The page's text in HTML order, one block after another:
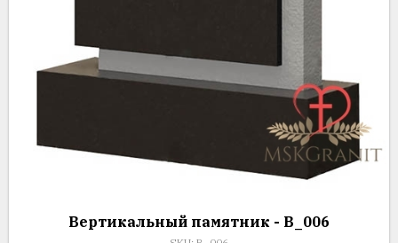
Вертикальный памятник - В_006